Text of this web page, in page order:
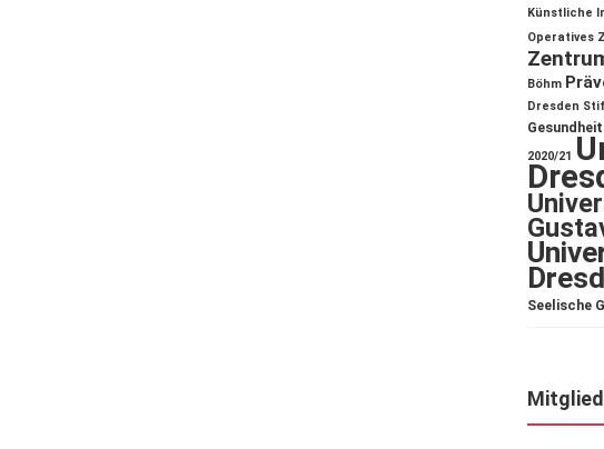
Künstliche
Operatives
Böhm
Dresden
2020/21
Seelische